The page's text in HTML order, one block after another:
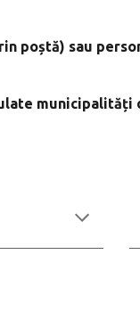
poștă) sau
municipalități